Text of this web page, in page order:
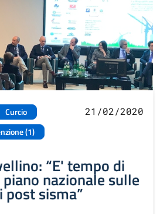
Curcio
(1)
21/02/2020
“E' tempo di
nazionale sulle
sisma”